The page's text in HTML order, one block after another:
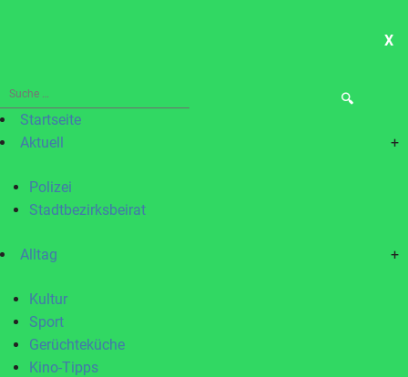
X
Suche
nach:Startseite
Aktuell
+
Polizei
Stadtbezirksbeirat
Alltag +
Kultur
Sport
Gerüchteküche
Kino-Tipps